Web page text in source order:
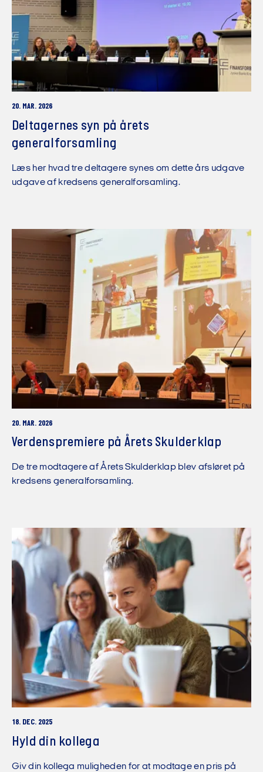
20. MAR. 2026
Deltagernes syn på årets
generalforsamling
Læs her hvad tre deltagere synes om dette års udgave
udgave af kredsens generalforsamling.
20. MAR. 2026
Verdenspremiere på Årets Skulderklap
De tre modtagere af Årets Skulderklap blev afsløret på
kredsens generalforsamling.
18. DEC. 2025
Hyld din kollega
Giv din kollega muligheden for at modtage en pris på